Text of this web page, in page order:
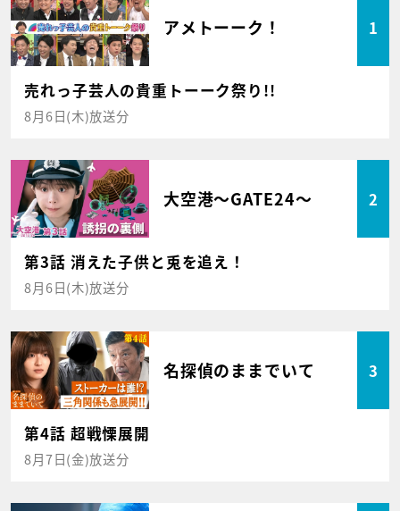
アメトーーク！ 1
売れっ子芸人の貴重トーーク祭り!!
8月6日(木)放送分
大空港～GATE24～ 2
第3話 消えた子供と兎を追え！
8月6日(木)放送分
名探偵のままでいて 3
第4話 超戦慄展開
8月7日(金)放送分